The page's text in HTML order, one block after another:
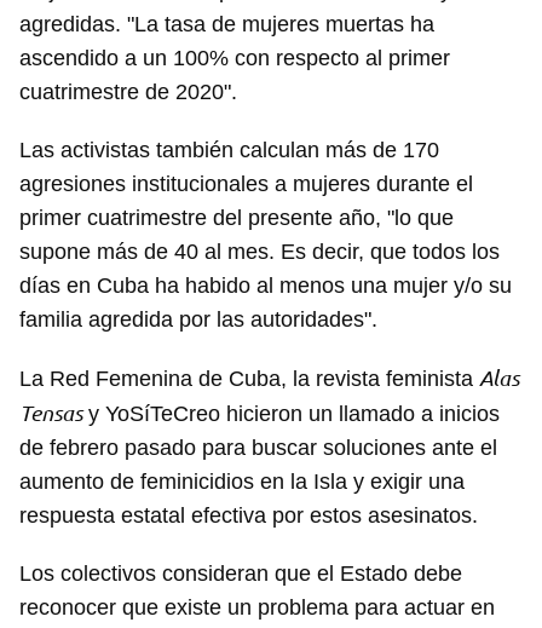
agredidas. "La tasa de mujeres muertas ha
ascendido a un 100% con respecto al primer
cuatrimestre de 2020".
Las activistas también calculan más de 170
agresiones institucionales a mujeres durante el
primer cuatrimestre del presente año, "lo que
supone más de 40 al mes. Es decir, que todos los
días en Cuba ha habido al menos una mujer y/o su
familia agredida por las autoridades".
La Red Femenina de Cuba, la revista feminista Alas
Tensasy YoSíTeCreo hicieron un llamado a inicios
de febrero pasado para buscar soluciones ante el
aumento de feminicidios en la Isla y exigir una
respuesta estatal efectiva por estos asesinatos.
Los colectivos consideran que el Estado debe
reconocer que existe un problema para actuar en